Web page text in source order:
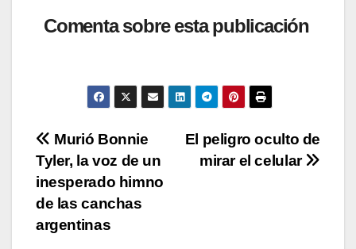
at
p
c
b
o
o
k
tt
p
Li
n
m
ar
tir
Comenta sobre esta publicación
Navegación
de
entradas
El peligro oculto de
mirar el celular
Murió Bonnie
Tyler, la voz de un
inesperado himno
de las canchas
argentinas